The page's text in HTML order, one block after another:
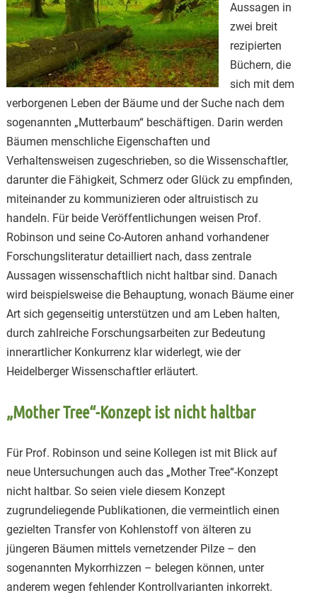
Aussagen in
zwei breit
rezipierten
Büchern, die
sich mit dem
verborgenen Leben der Bäume und der Suche nach dem
sogenannten „Mutterbaum“ beschäftigen. Darin werden
Bäumen menschliche Eigenschaften und
Verhaltensweisen zugeschrieben, so die Wissenschaftler,
darunter die Fähigkeit, Schmerz oder Glück zu empfinden,
miteinander zu kommunizieren oder altruistisch zu
handeln. Für beide Veröffentlichungen weisen Prof.
Robinson und seine Co-Autoren anhand vorhandener
Forschungsliteratur detailliert nach, dass zentrale
Aussagen wissenschaftlich nicht haltbar sind. Danach
wird beispielsweise die Behauptung, wonach Bäume einer
Art sich gegenseitig unterstützen und am Leben halten,
durch zahlreiche Forschungsarbeiten zur Bedeutung
innerartlicher Konkurrenz klar widerlegt, wie der
Heidelberger Wissenschaftler erläutert.
„Mother Tree“-Konzept ist nicht haltbar
Für Prof. Robinson und seine Kollegen ist mit Blick auf
neue Untersuchungen auch das „Mother Tree“-Konzept
nicht haltbar. So seien viele diesem Konzept
zugrundeliegende Publikationen, die vermeintlich einen
gezielten Transfer von Kohlenstoff von älteren zu
jüngeren Bäumen mittels vernetzender Pilze – den
sogenannten Mykorrhizzen – belegen können, unter
anderem wegen fehlender Kontrollvarianten inkorrekt.